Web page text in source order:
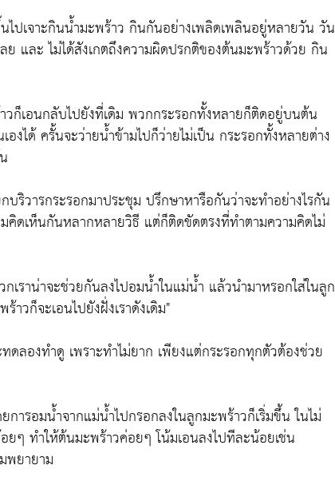
ปเจาะกินน้ำมะพร้าว กินกันอย่างเพลิดเพลินอยู่หลายวัน วัน
ย และ ไม่ได้สังเกตถึงความผิดปรกติของต้นมะพร้าวด้วย กิน
ก็เอนกลับไปยังที่เดิม พวกกระรอกทั้งหลายก็ติดอยู่บนต้น
งได้ ครั้นจะว่ายน้ำข้ามไปก็ว่ายไม่เป็น กระรอกทั้งหลายต่าง
ริวารกระรอกมาประชุม ปรึกษาหารือกันว่าจะทำอย่างไรกัน
คิดเห็นกันหลากหลายวิธี แต่ก็ติดขัดตรงที่ทำตามความคิดไม่
ราน่าจะช่วยกันลงไปอมน้ำในแม่น้ำ แล้วนำมาหรอกใส่ในลูก
วก็จะเอนไปยังฝั่งเราดังเดิม"
ลองทำดู เพราะทำไม่ยาก เพียงแต่กระรอกทุกตัวต้องช่วย
ารอมน้ำจากแม่น้ำไปกรอกลงในลูกมะพร้าวก็เริ่มขึ้น ในไม่
ๆ ทำให้ต้นมะพร้าวค่อยๆ โน้มเอนลงไปทีละน้อยเช่น
พยายาม